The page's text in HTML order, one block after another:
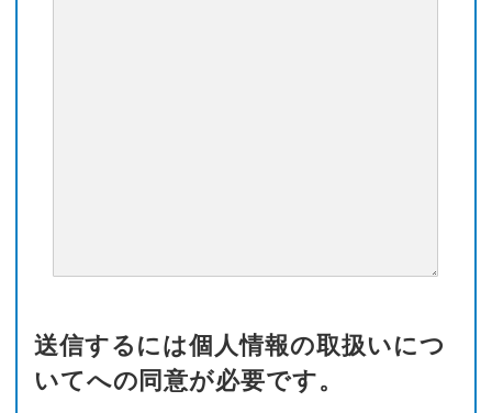
送信するには個人情報の取扱いにつ
いてへの同意が必要です。